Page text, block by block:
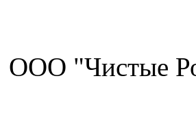
ООО "Чистые